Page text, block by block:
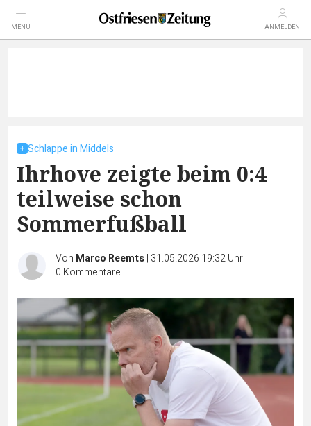
MENÜ ANMELDEN
Schlappe in Middels
Ihrhove zeigte beim 0:4
teilweise schon
Sommerfußball
Von Marco Reemts| 31.05.2026 19:32 Uhr|
0 Kommentare